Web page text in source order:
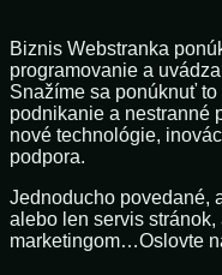
Biznis Webstranka
programovanie a
Snažíme sa ponúknuť
podnikanie a nestranné
nové technológie,
podpora.
Jednoducho povedané,
alebo len servis
marketingom…Oslovte